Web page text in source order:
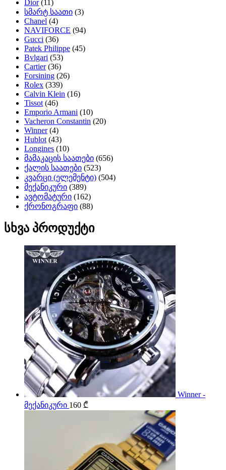
Dior (11)
სმარტ საათი (3)
Chanel (4)
NAVIFORCE (94)
Gucci (36)
Patek Philippe (45)
Bvlgari (53)
Cartier (36)
Forsining (26)
Rolex (339)
Calvin Klein (16)
Tissot (46)
Emporio Armani (10)
Vacheron Constantin (20)
Winner (4)
Hublot (43)
Longines (10)
მამაკაცის საათები (656)
ქალის საათები (523)
კვარცი (ელემენტი) (504)
მექანიკური (389)
ავტომატური (162)
ქრონოგრაფი (88)
სხვა პროდუქტი
Winner -
მექანიკური 160 ₾